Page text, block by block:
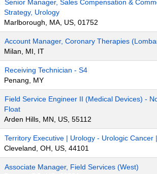
Senior Manager, Sales Compensation &
Strategy, Urology
Marlborough, MA, US, 01752
Account Manager, Coronary Therapies
Milan, MI, IT
Receiving Technician - S4
Penang, MY
Field Service Engineer II (Medical Devices) -
Float
Arden Hills, MN, US, 55112
Territory Executive | Urology - Urologic Cancer
Cleveland, OH, US, 44101
Associate Manager, Field Services (West)